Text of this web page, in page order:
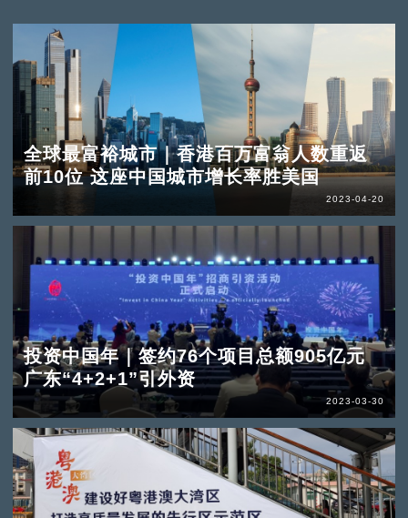
全球最富裕城市｜香港百万富翁人数重返
前10位 这座中国城市增长率胜美国
2023-04-20
投资中国年｜签约76个项目总额905亿元
广东“4+2+1”引外资
2023-03-30